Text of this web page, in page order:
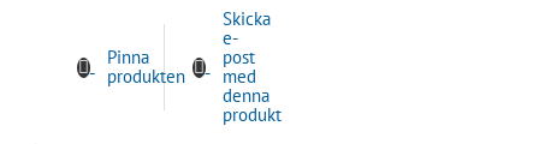
Pinna
produkten
Skicka
e-
post
med
denna
produkt